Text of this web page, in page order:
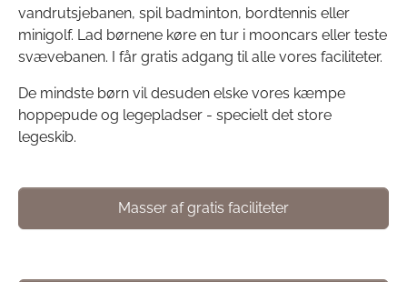
vandrutsjebanen, spil badminton, bordtennis eller
minigolf. Lad børnene køre en tur i mooncars eller teste
svævebanen. I får gratis adgang til alle vores faciliteter.
De mindste børn vil desuden elske vores kæmpe
hoppepude og legepladser - specielt det store
legeskib.
Masser af gratis faciliteter